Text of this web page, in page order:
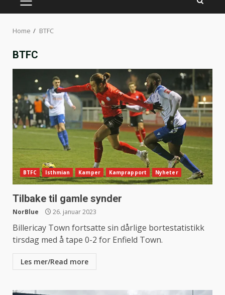
PRIMARY
MENU
Home BTFC
BTFC
BTFC Isthmian Kamper Kamprapport Nyheter
Tilbake til gamle synder
NorBlue 26. januar 2023
Billericay Town fortsatte sin dårlige bortestatistikk
tirsdag med å tape 0-2 for Enfield Town.
Les mer/Read more